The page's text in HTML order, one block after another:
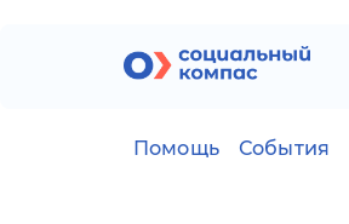
Помощь События